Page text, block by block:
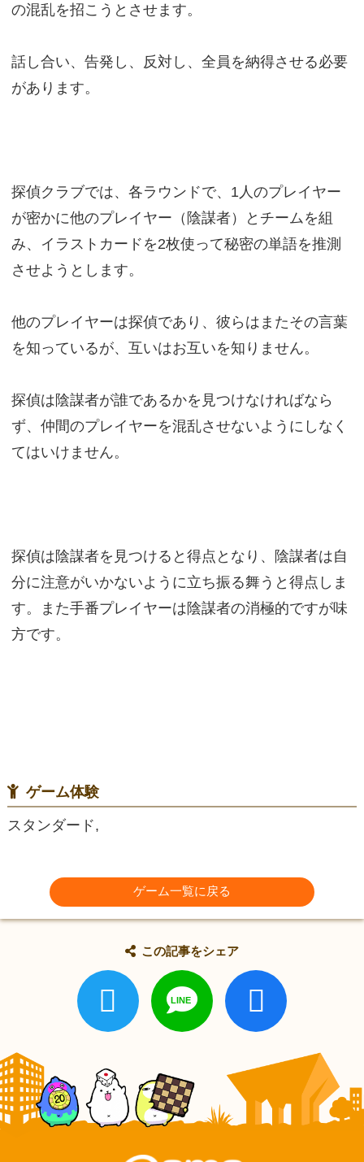
の混乱を招こうとさせます。
話し合い、告発し、反対し、全員を納得させる必要
があります。
探偵クラブでは、各ラウンドで、1人のプレイヤー
が密かに他のプレイヤー（陰謀者）とチームを組
み、イラストカードを2枚使って秘密の単語を推測
させようとします。
他のプレイヤーは探偵であり、彼らはまたその言葉
を知っているが、互いはお互いを知りません。
探偵は陰謀者が誰であるかを見つけなければなら
ず、仲間のプレイヤーを混乱させないようにしなく
てはいけません。
探偵は陰謀者を見つけると得点となり、陰謀者は自
分に注意がいかないように立ち振る舞うと得点しま
す。また手番プレイヤーは陰謀者の消極的ですが味
方です。
ゲーム体験
スタンダード,
ゲーム一覧に戻る
この記事をシェア